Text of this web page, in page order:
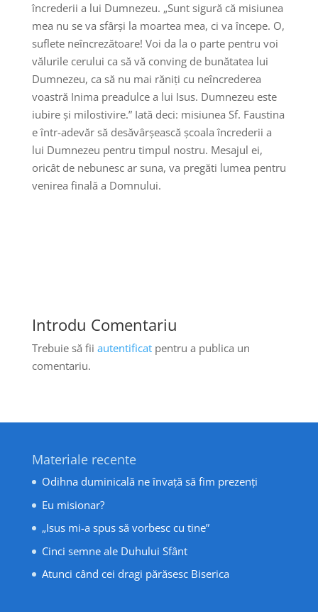
încrederii a lui Dumnezeu. „Sunt sigură că misiunea
mea nu se va sfârși la moartea mea, ci va începe. O,
suflete neîncrezătoare! Voi da la o parte pentru voi
vălurile cerului ca să vă conving de bunătatea lui
Dumnezeu, ca să nu mai răniți cu neîncrederea
voastră Inima preadulce a lui Isus. Dumnezeu este
iubire și milostivire.” Iată deci: misiunea Sf. Faustina
e într-adevăr să desăvârșească școala încrederii a
lui Dumnezeu pentru timpul nostru. Mesajul ei,
oricât de nebunesc ar suna, va pregăti lumea pentru
venirea finală a Domnului.
Introdu Comentariu
Trebuie să fii autentificatpentru a publica un
comentariu.
Materiale recente
Odihna duminicală ne învață să fim prezenți
Eu misionar?
„Isus mi-a spus să vorbesc cu tine”
Cinci semne ale Duhului Sfânt
Atunci când cei dragi părăsesc Biserica